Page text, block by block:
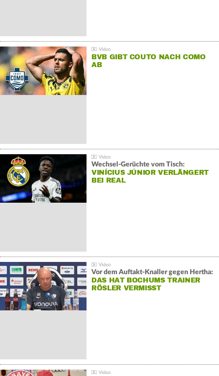
BVB GIBT COUTO NACH COMO
AB
Wechsel-Gerüchte vom Tisch:
VINÍCIUS JÚNIOR VERLÄNGERT
BEI REAL
Vor dem Auftakt-Knaller gegen Hertha:
DAS HAT BOCHUMS TRAINER
RÖSLER VERMISST